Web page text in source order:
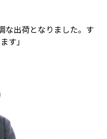
な出荷となりました。す
す」